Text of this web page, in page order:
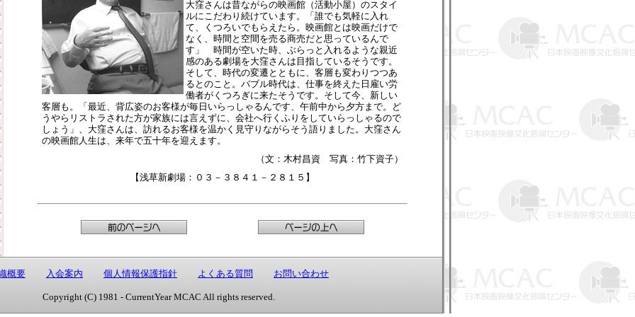
大窪さんは昔ながらの映画館（活動小屋）のスタイ
ルにこだわり続けています。「誰でも気軽に入れ
て、くつろいでもらえたら。映画館とは映画だけで
なく、時間と空間を売る商売だと思っているんで
す」 時間が空いた時、ぶらっと入れるような親近
感のある劇場を大窪さんは目指しているそうです。
そして、時代の変遷とともに、客層も変わりつつあ
るとのこと。バブル時代は、仕事を終えた日雇い労
働者がくつろぎに来たそうです。そして今、新しい
客層も。「最近、背広姿のお客様が毎日いらっしゃるんです、午前中から夕方まで。ど
うやらリストラされた方が家族には言えずに、会社へ行くふりをしていらっしゃるので
しょう」、大窪さんは、訪れるお客様を温かく見守りながらそう語りました。大窪さん
の映画館人生は、来年で五十年を迎えます。
（文：木村昌資 写真：竹下資子）
【浅草新劇場：０３－３８４１－２８１５】
概要 入会案内 個人情報保護指針 よくある質問 お問い合わせ
Copyright (C) 1981 - CurrentYear MCAC All rights reserved.